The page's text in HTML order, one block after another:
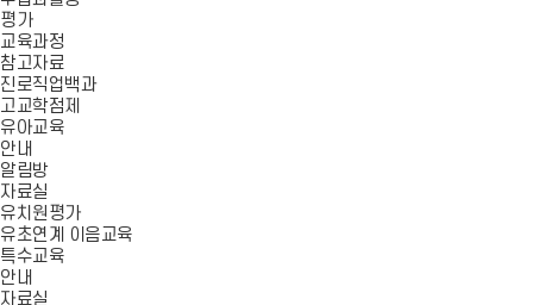
평가
교육과정
참고자료
진로직업백과
고교학점제
유아교육
안내
알림방
자료실
유치원평가
유초연계 이음교육
특수교육
안내
자료실